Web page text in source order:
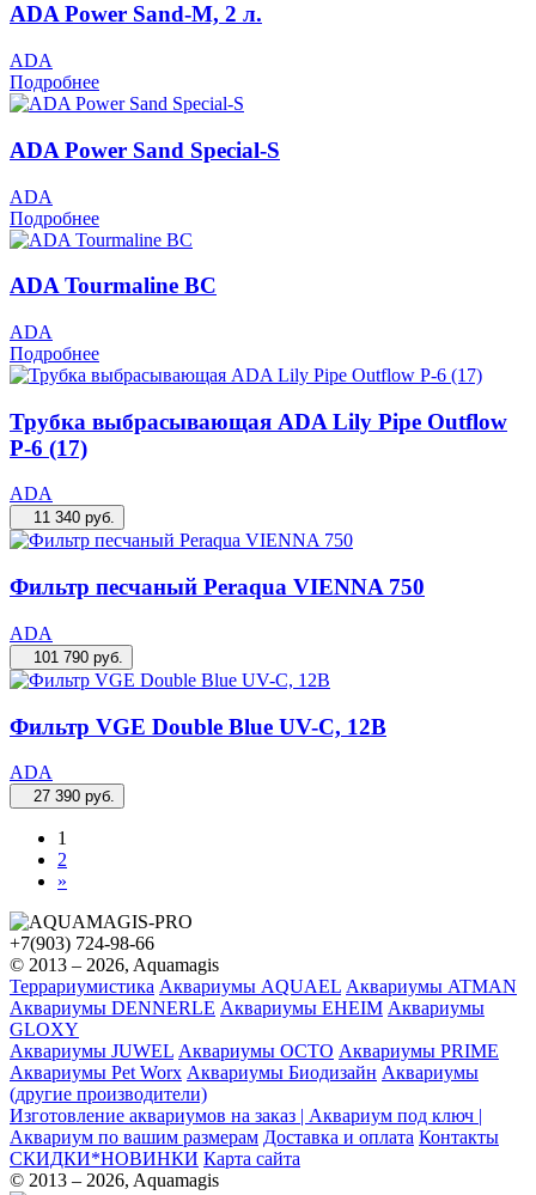
ADA Power Sand-M, 2 л.
ADA
Подробнее
ADA Power Sand Special-S
ADA
Подробнее
ADA Tourmaline BC
ADA
Подробнее
Трубка выбрасывающая ADA Lily Pipe Outflow
P-6 (17)
ADA
11 340 руб.
Фильтр песчаный Peraqua VIENNA 750
ADA
101 790 руб.
Фильтр VGE Double Blue UV-C, 12В
ADA
27 390 руб.
1
2
»
+7(903) 724-98-66
© 2013 – 2026, Aquamagis
Террариумистика Аквариумы AQUAEL Аквариумы ATMAN
Аквариумы DENNERLE Аквариумы EHEIM Аквариумы
GLOXY
Аквариумы JUWEL Аквариумы OCTO Аквариумы PRIME
Аквариумы Pet Worx Аквариумы Биодизайн Аквариумы
(другие производители)
Изготовление аквариумов на заказ | Аквариум под ключ |
Аквариум по вашим размерам Доставка и оплата Контакты
СКИДКИ*НОВИНКИ Карта сайта
© 2013 – 2026, Aquamagis